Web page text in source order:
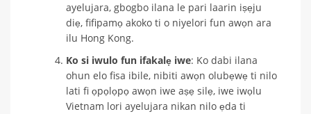
ayelujara, gbogbo ilana le pari laarin iṣẹju
diẹ, fifipamọ akoko ti o niyelori fun awọn ara
ilu Hong Kong.
Ko si iwulo fun ifakalẹ iwe: Ko dabi ilana
ohun elo fisa ibile, nibiti awọn olubẹwẹ ti nilo
lati fi ọpọlọpọ awọn iwe aṣẹ silẹ, iwe iwọlu
Vietnam lori ayelujara nikan nilo ẹda ti